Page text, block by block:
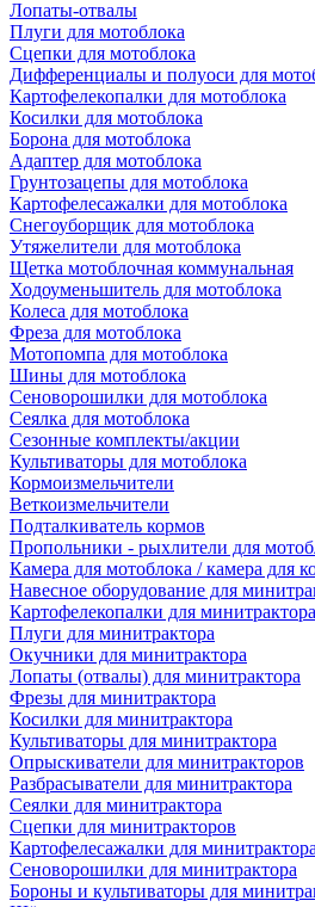
Лопаты-отвалы
Плуги для мотоблока
Сцепки для мотоблока
Дифференциалы и полуоси для
Картофелекопалки для мотоблока
Косилки для мотоблока
Борона для мотоблока
Адаптер для мотоблока
Грунтозацепы для мотоблока
Картофелесажалки для мотоблока
Снегоуборщик для мотоблока
Утяжелители для мотоблока
Щетка мотоблочная коммунальная
Ходоуменьшитель для мотоблока
Колеса для мотоблока
Фреза для мотоблока
Мотопомпа для мотоблока
Шины для мотоблока
Сеноворошилки для мотоблока
Сеялка для мотоблока
Сезонные комплекты/акции
Культиваторы для мотоблока
Кормоизмельчители
Веткоизмельчители
Подталкиватель кормов
Пропольники - рыхлители для
Камера для мотоблока / камера для
Навесное оборудование для
Картофелекопалки для минитрактора
Плуги для минитрактора
Окучники для минитрактора
Лопаты (отвалы) для минитрактора
Фрезы для минитрактора
Косилки для минитрактора
Культиваторы для минитрактора
Опрыскиватели для минитракторов
Разбрасыватели для минитрактора
Сеялки для минитрактора
Сцепки для минитракторов
Картофелесажалки для минитрактора
Сеноворошилки для минитрактора
Бороны и культиваторы для